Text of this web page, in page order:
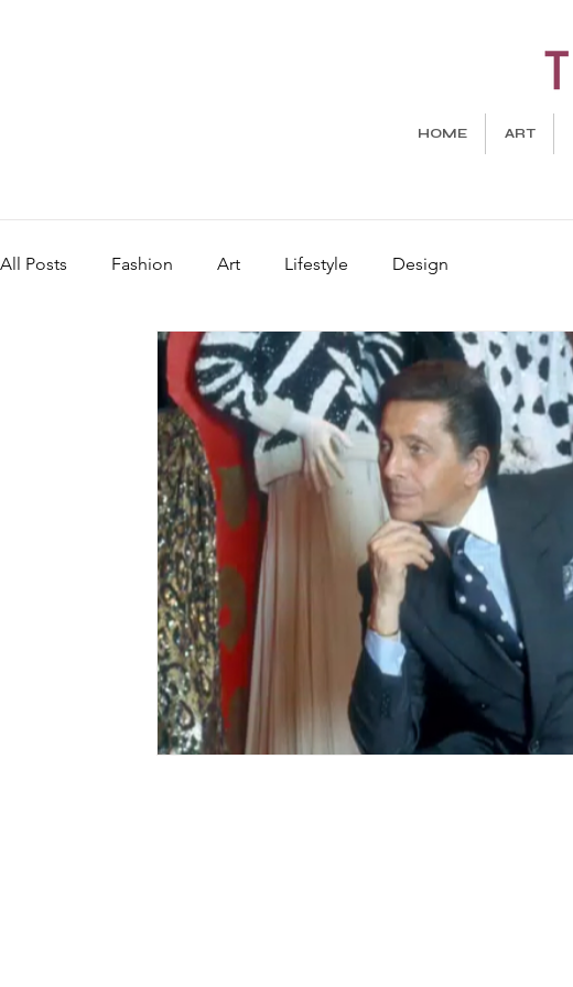
HOME ART
All Posts Fashion Art Lifestyle Design